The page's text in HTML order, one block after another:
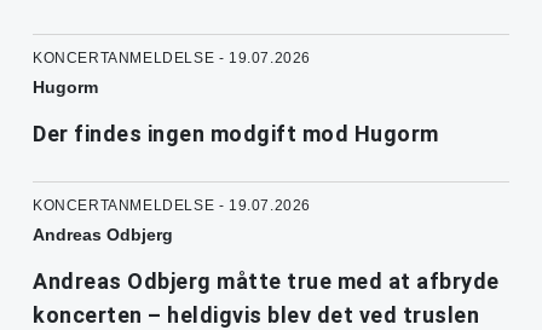
KONCERTANMELDELSE - 19.07.2026
Hugorm
Der findes ingen modgift mod Hugorm
KONCERTANMELDELSE - 19.07.2026
Andreas Odbjerg
Andreas Odbjerg måtte true med at afbryde
koncerten – heldigvis blev det ved truslen